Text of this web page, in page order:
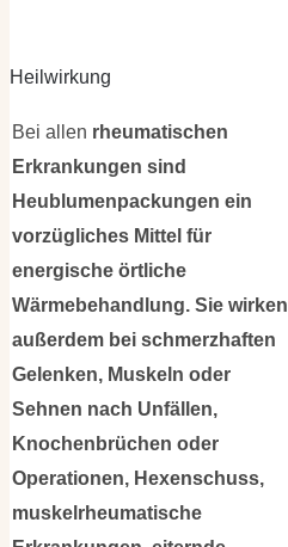
Heilwirkung
Bei allen rheumatischen
Erkrankungen sind
Heublumenpackungen ein
vorzügliches Mittel für
energische örtliche
Wärmebehandlung. Sie wirken
außerdem bei schmerzhaften
Gelenken, Muskeln oder
Sehnen nach Unfällen,
Knochenbrüchen oder
Operationen, Hexenschuss,
muskelrheumatische